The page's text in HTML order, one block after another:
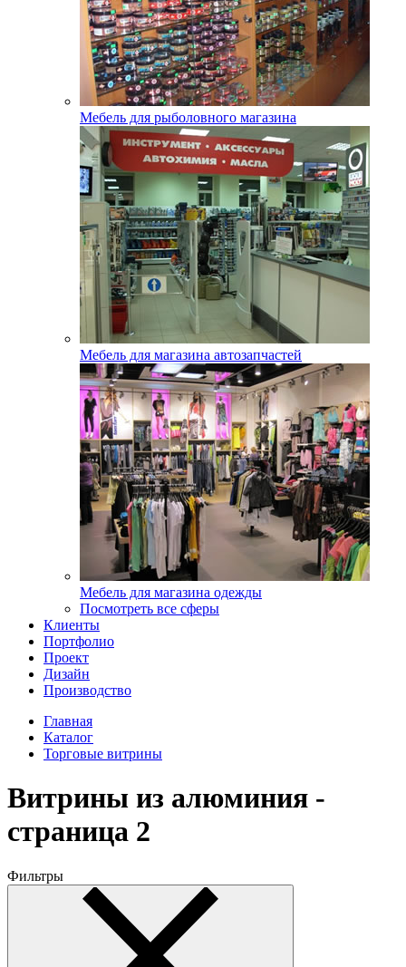
Мебель для рыболовного магазина
Мебель для магазина автозапчастей
Мебель для магазина одежды
Посмотреть все сферы
Клиенты
Портфолио
Проект
Дизайн
Производство
Главная
Каталог
Торговые витрины
Витрины из алюминия -
страница 2
Фильтры